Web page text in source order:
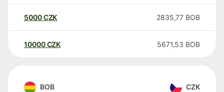
5000CZK 2835,77 BOB
10000 CZK 5671,53 BOB
BOB CZK